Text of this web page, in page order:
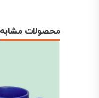
محصولات مشابه